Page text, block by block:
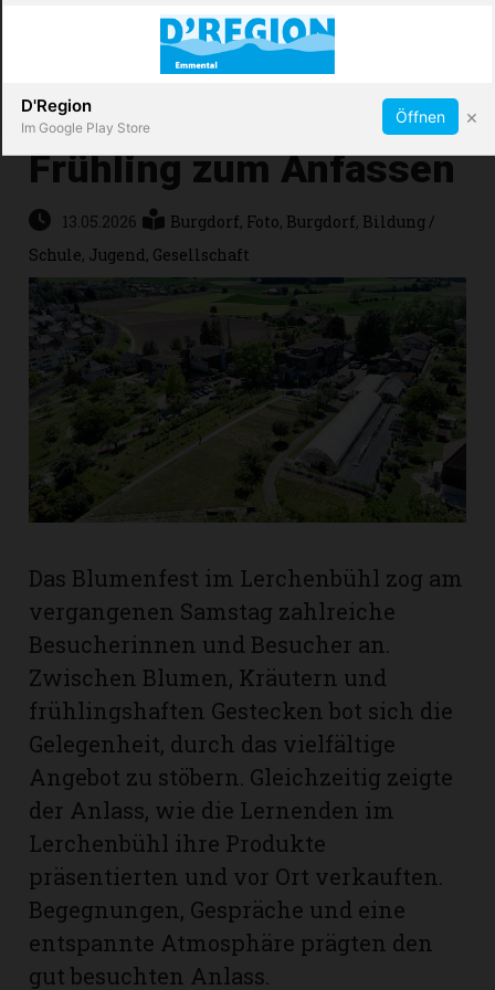
Immobilien
Veranstaltungen
Stellen
E-
Paper
App
Abonnieren
Frühling zum Anfassen
13.05.2026 Burgdorf, Foto, Burgdorf, Bildung /
Schule, Jugend, Gesellschaft
Das Blumenfest im Lerchenbühl zog am
vergangenen Samstag zahlreiche
Besucherinnen und Besucher an.
Zwischen Blumen, Kräutern und
frühlingshaften Gestecken bot sich die
Gelegenheit, durch das vielfältige
Angebot zu stöbern. Gleichzeitig zeigte
der Anlass, wie die Lernenden im
Lerchenbühl ihre Produkte
präsentierten und vor Ort verkauften.
Begegnungen, Gespräche und eine
entspannte Atmosphäre prägten den
gut besuchten Anlass.
D'Region
Im Google Play Store
Öffnen ×